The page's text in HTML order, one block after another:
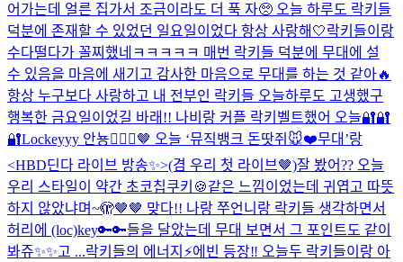
어가는데 얼른 집가서 조금이라도 더 푹 자🥺 오늘 하루도 락키들
덕분에 존재할 수 있었던 일요일이었다 항상 사랑해🤍락키들이랑
수다떨다가 꼴찌했네ㅋㅋㅋㅋㅋ 매번 락키들 덕분에 무대에 설
수 있음을 마음에 새기고 감사한 마음으로 무대를 하는 것 같아🔥
항상 누구보다 사랑하고 내 전부인 락키들 오늘하루도 고생했구
행복한 금요일이었길 바래!! 나비랑 커플 락키벨트했어 오늘🔐🔐
🔐Lockeyyy 안뇽🙋🏻‍♀️🤎 오늘 ‘뮤직뱅크 돈땃쥐🐭❤️무대’랑
<HBD딘다 라이브 방송✨>(겸 우리 첫 라이브🤎)잘 봤어?? 오늘
우리 스타일이 약간 초코칩쿠키🍪같은 느낌이었는데 귀엽고 따뜻
하지 않았냐며~🫣🤎🤎 맞다!! 나랑 쭈언니랑 락키들 생각하면서
허리에 (loc)key🔑🔑들을 달았는데 무대 보면서 그 포인트도 같이
봐쥬✨✨고 ...락키들의 에너지⚡️에빈 등장‼️ 오늘두 락키들이랑 아